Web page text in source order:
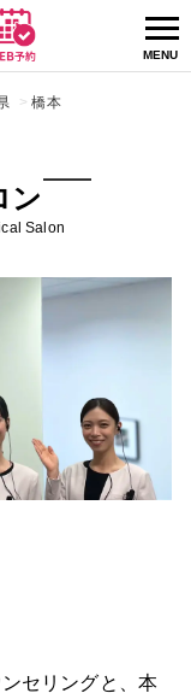
橋本
ン
Salon
セリングと、本